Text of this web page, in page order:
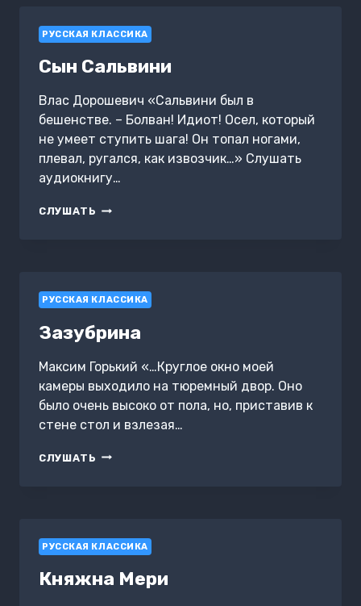
РУССКАЯ КЛАССИКА
Сын Сальвини
Влас Дорошевич «Сальвини был в
бешенстве. – Болван! Идиот! Осел, который
не умеет ступить шага! Он топал ногами,
плевал, ругался, как извозчик…» Слушать
аудиокнигу…
СЛУШАТЬ СЫН
РУССКАЯ КЛАССИКА
Зазубрина
Максим Горький «…Круглое окно моей
камеры выходило на тюремный двор. Оно
было очень высоко от пола, но, приставив к
стене стол и взлезая…
СЛУШАТЬ ЗАЗУБРИНА
РУССКАЯ КЛАССИКА
Княжна Мери